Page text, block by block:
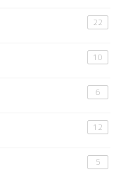
22
10
6
12
5